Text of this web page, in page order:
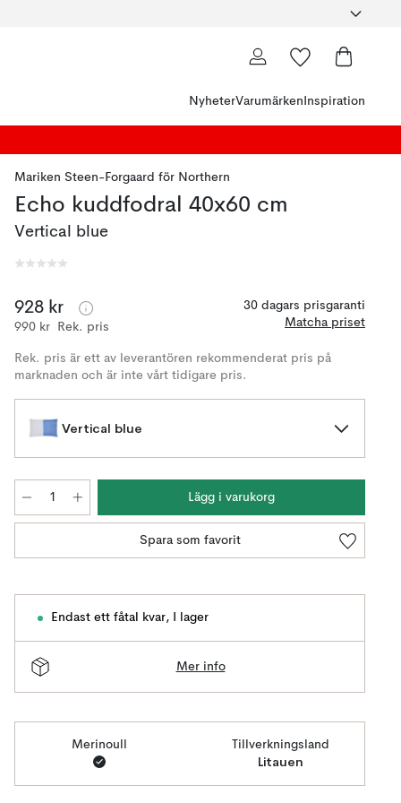
NyheterVarumärken Inspiration
Mariken Steen-Forgaard för Northern
Echo kuddfodral 40x60 cm
Vertical blue
928 kr
990 kr Rek. pris
30 dagars prisgaranti
Matcha priset
Rek. pris är ett av leverantören rekommenderat pris på
marknaden och är inte vårt tidigare pris.
Vertical blue
Lägg i varukorg
Spara som favorit
Endast ett fåtal kvar, I lager
Mer info
Merinoull Tillverkningsland
Litauen